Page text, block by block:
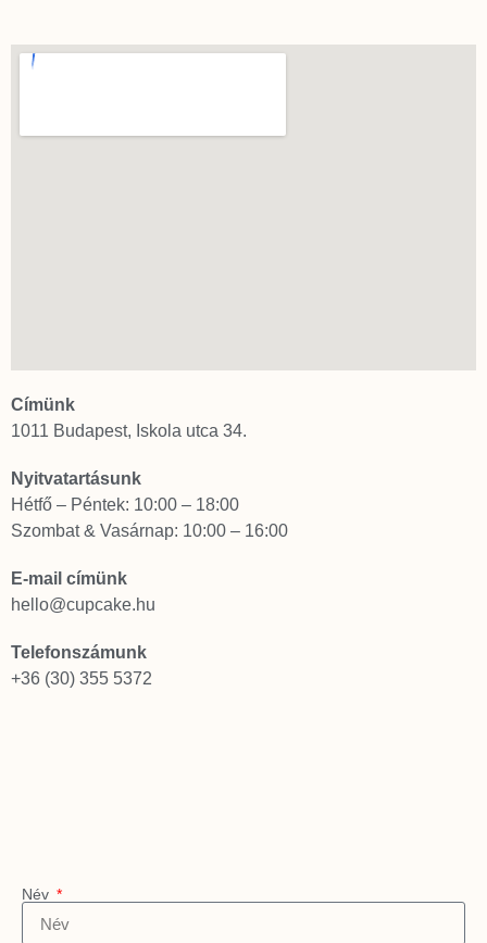
Címünk
1011 Budapest, Iskola utca 34.
Nyitvatartásunk
Hétfő – Péntek: 10:00 – 18:00
Szombat & Vasárnap: 10:00 – 16:00
E-mail címünk
hello@cupcake.hu
Telefonszámunk
+36 (30) 355 5372
Név